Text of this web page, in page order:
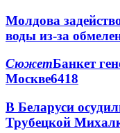
Молдова
воды из-за
СюжетБанкет
Москве6418
В Беларуси
Трубецкой